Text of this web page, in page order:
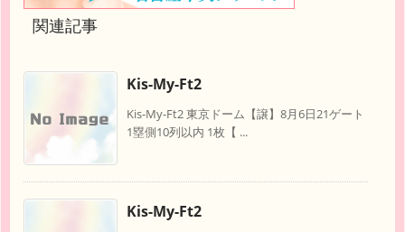
関連記事
Kis-My-Ft2
Kis-My-Ft2 東京ドーム【譲】8月6日21ゲート
1塁側10列以内 1枚【 ...
Kis-My-Ft2